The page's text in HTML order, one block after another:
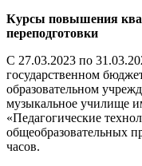
Курсы повышения
переподготовки
С 27.03.2023 по
государственном
образовательном
музыкальное училище
«Педагогические
часов.